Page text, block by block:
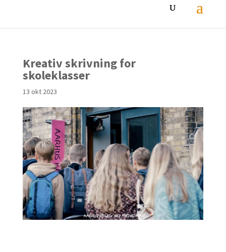
Kreativ skrivning for
skoleklasser
13 okt 2023